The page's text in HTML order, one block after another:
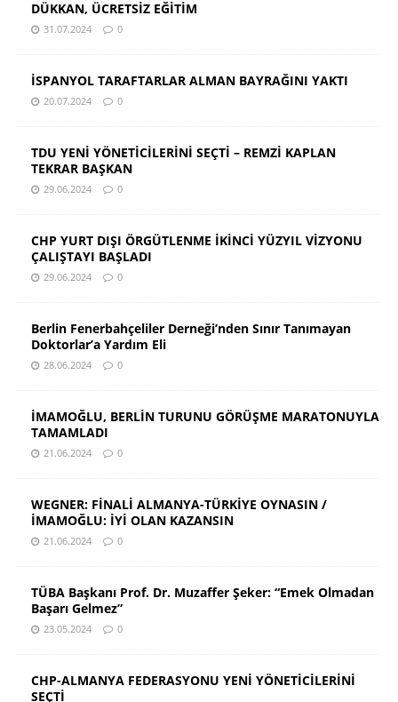
DÜKKAN, ÜCRETSİZ EĞİTİM
31.07.2024 0
İSPANYOL TARAFTARLAR ALMAN BAYRAĞINI YAKTI
20.07.2024 0
TDU YENİ YÖNETİCİLERİNİ SEÇTİ – REMZİ KAPLAN
TEKRAR BAŞKAN
29.06.2024 0
CHP YURT DIŞI ÖRGÜTLENME İKİNCİ YÜZYIL VİZYONU
ÇALIŞTAYI BAŞLADI
29.06.2024 0
Berlin Fenerbahçeliler Derneği’nden Sınır Tanımayan
Doktorlar’a Yardım Eli
28.06.2024 0
İMAMOĞLU, BERLİN TURUNU GÖRÜŞME MARATONUYLA
TAMAMLADI
21.06.2024 0
WEGNER: FİNALİ ALMANYA-TÜRKİYE OYNASIN /
İMAMOĞLU: İYİ OLAN KAZANSIN
21.06.2024 0
TÜBA Başkanı Prof. Dr. Muzaffer Şeker: “Emek Olmadan
Başarı Gelmez”
23.05.2024 0
CHP-ALMANYA FEDERASYONU YENİ YÖNETİCİLERİNİ
SEÇTİ